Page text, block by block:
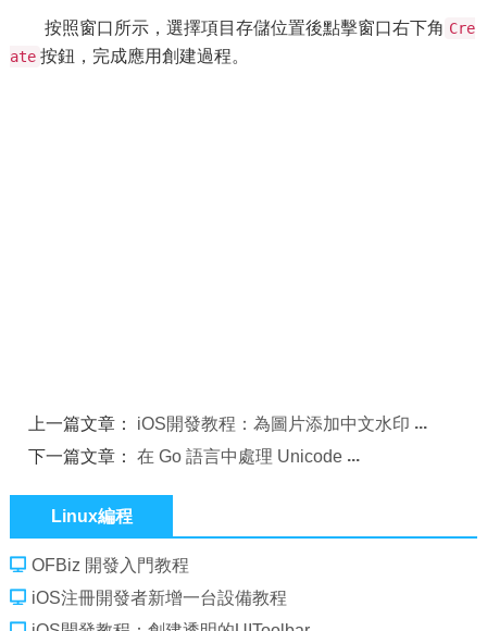
按照窗口所示，選擇項目存儲位置後點擊窗口右下角 Cre
ate 按鈕，完成應用創建過程。
上一篇文章： iOS開發教程：為圖片添加中文水印
下一篇文章：在 Go 語言中處理 Unicode
Linux編程
OFBiz 開發入門教程
iOS注冊開發者新增一台設備教程